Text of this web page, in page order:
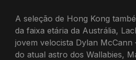
A seleção de Hong Kong
da faixa etária da Austrália,
jovem velocista Dylan McCann
do atual astro dos Wallabies,